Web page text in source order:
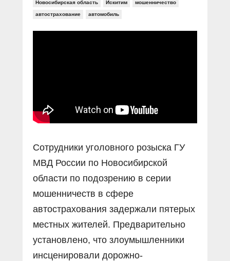
Социальные ролики
Прямой разговор
В знании сила
Газета «Щит и меч»
Журнал «Полиция России»
О ПОРТАЛЕ
Новосибирская область Искитим мошенничество
автострахование автомобиль
Сотрудники уголовного розыска ГУ
МВД России по Новосибирской
области по подозрению в серии
мошенничеств в сфере
автострахования задержали пятерых
местных жителей. Предварительно
установлено, что злоумышленники
инсценировали дорожно-